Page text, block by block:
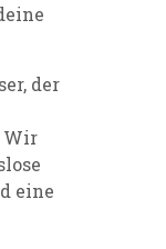
der
Wir
eine